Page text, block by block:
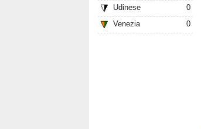
Udinese
0
Venezia
0